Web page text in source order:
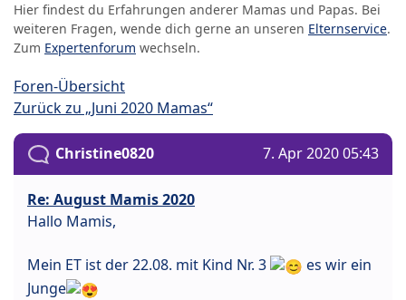
Hier findest du Erfahrungen anderer Mamas und Papas. Bei
weiteren Fragen, wende dich gerne an unseren Elternservice.
Zum Expertenforum wechseln.
Foren-Übersicht
Zurück zu „Juni 2020 Mamas“
Christine0820 7. Apr 2020 05:43
Re: August Mamis 2020
Hallo Mamis,
Mein ET ist der 22.08. mit Kind Nr. 3
es wir ein
Junge